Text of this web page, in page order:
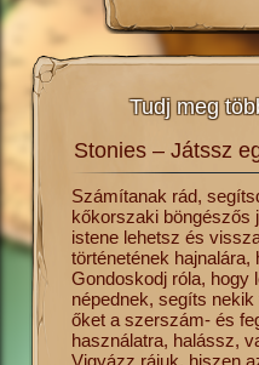
Tudj meg
a
csak
más
el a
Stonies – Játssz
Számítanak rád,
kőkorszaki böngészős
istene lehetsz és
történetének hajnalára,
Gondoskodj róla, hogy
népednek, segíts
őket a szerszám- és
használatra, halássz,
Vigyázz rájuk, hiszen